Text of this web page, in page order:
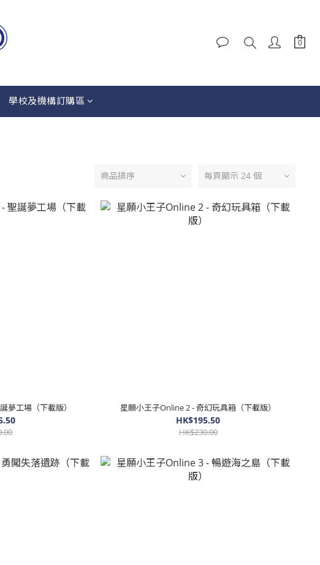
學校及機構訂購區
商品排序 每頁顯示 24 個
夢工場（下載版） 星願小王子Online 2 - 奇幻玩具箱（下載版）
HK$195.50
HK$230.00